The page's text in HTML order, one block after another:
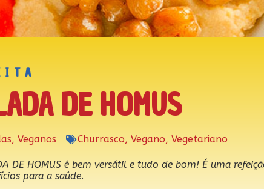
DE HOMUS
, Veganos Churrasco, Vegano, Vegetariano
DE HOMUS é bem versátil e tudo de bom! É uma
para a saúde.